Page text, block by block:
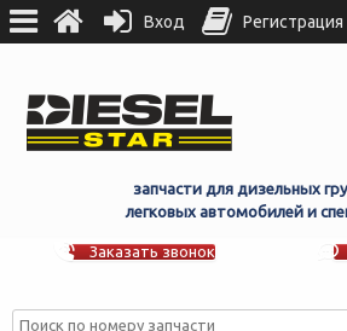
запчасти для дизельных
легковых автомобилей и
Заказать звонок
Вход Регистрация